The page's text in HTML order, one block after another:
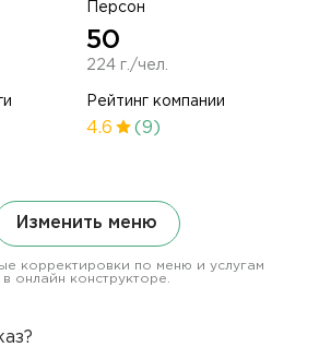
Персон
50
224 г./чел.
Рейтинг компании
4.6 (9)
Изменить меню
корректировки по меню и услугам
в онлайн конструкторе.